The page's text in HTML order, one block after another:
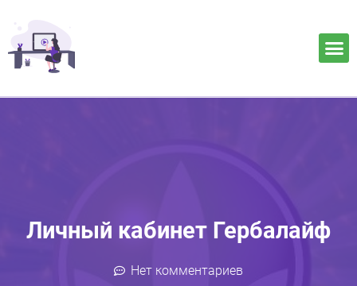
Личный кабинет Гербалайф
Нет комментариев